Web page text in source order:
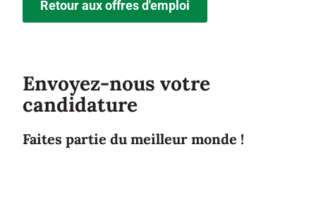
Retour aux offres d'emploi
Envoyez-nous votre
candidature
Faites partie du meilleur monde !